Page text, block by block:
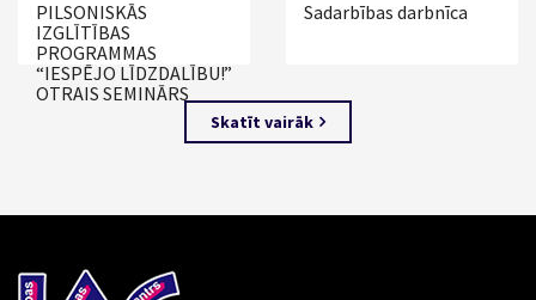
PILSONISKĀS
IZGLĪTĪBAS
PROGRAMMAS
“IESPĒJO LĪDZDALĪBU!”
OTRAIS SEMINĀRS
Sadarbības darbnīca
Skatīt vairāk